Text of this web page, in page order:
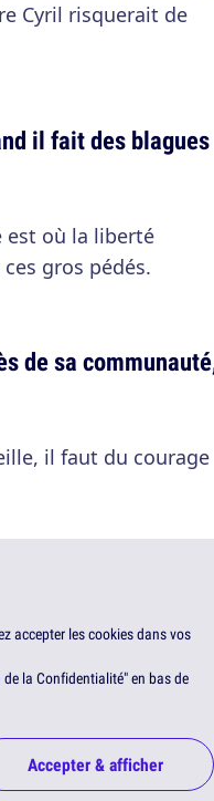
Cyril risquerait de
il fait des blagues
est où la liberté
gros pédés.
de sa
il faut du courage
accepter les cookies dans vos
la Confidentialité" en bas de
Accepter & afficher